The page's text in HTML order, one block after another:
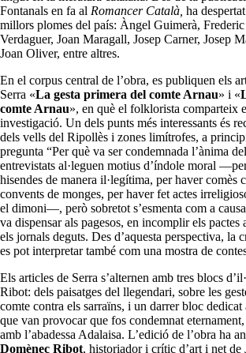
Fontanals en fa al Romancer Català, ha
millors plomes del país: Àngel Guimerà,
Verdaguer, Joan Maragall, Josep Carner, Josep
Joan Oliver, entre altres.
En el corpus central de l’obra, es publiquen els
Serra «La gesta primera del comte Arnau» i «
comte Arnau», en què el folklorista comparteix
investigació. Un dels punts més interessants és
dels vells del Ripollès i zones limítrofes, a
pregunta “Per què va ser condemnada l’ànima
entrevistats al·leguen motius d’índole moral
hisendes de manera il·legítima, per haver comès
convents de monges, per haver fet actes
el dimoni—, però sobretot s’esmenta com a
va dispensar als pagesos, en incomplir els pactes
els jornals deguts. Des d’aquesta perspectiva, la
es pot interpretar també com una mostra de
Els articles de Serra s’alternen amb tres blocs
Ribot: dels paisatges del llegendari, sobre les
comte contra els sarraïns, i un darrer bloc dedicat
que van provocar que fos condemnat
amb l’abadessa Adalaisa. L’edició de l’obra ha
Domènec Ribot, historiador i crític d’art i net de